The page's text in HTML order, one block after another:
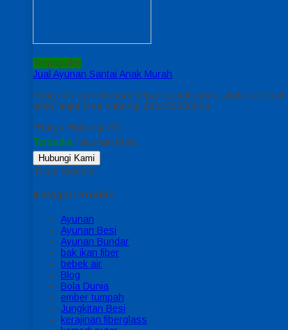
Terpopuler
Jual Ayunan Santai Anak Murah
Yang cari ayunan buat depan rumah anda ,atau cari
lebih lanjut bisa hubungi 085230550048.
*Harga Hubungi CS
Tersedia / ayunan bulat
Hubungi Kami
Tutup Sidebar
Kategori Produk
Ayunan
Ayunan Besi
Ayunan Bundar
bak ikan fiber
bebek air
Blog
Bola Dunia
ember tumpah
Jungkitan Besi
kerajinan fiberglass